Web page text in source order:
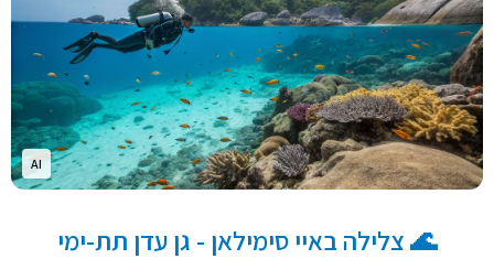
AI
🌊 צלילה באיי סימילאן - גן עדן תת-ימי